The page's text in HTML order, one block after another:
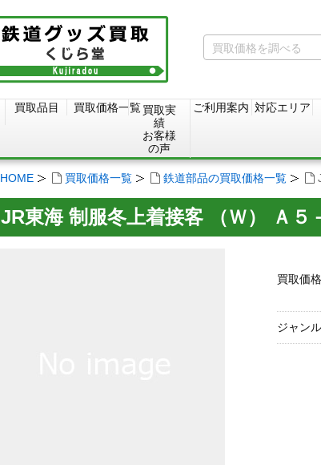
買取品目 買取価格一覧買取実
績
お客様
の声
ご利用案内 対応エリア
HOME 買取価格一覧 鉄道部品の買取価格一覧
JR東海 制服冬上着接客 （Ｗ） Ａ５
買取価格
ジャンル